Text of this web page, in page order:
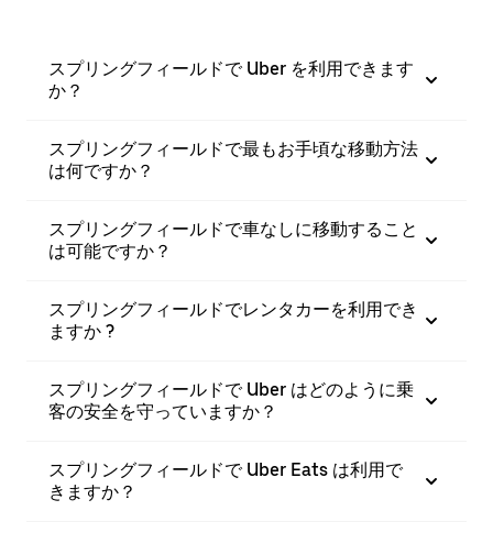
スプリングフィールドで Uber を利用できます
か？
スプリングフィールドで最もお手頃な移動方法
は何ですか？
スプリングフィールドで車なしに移動すること
は可能ですか？
スプリングフィールドでレンタカーを利用でき
ますか ?
スプリングフィールドで Uber はどのように乗
客の安全を守っていますか？
スプリングフィールドで Uber Eats は利用で
きますか？